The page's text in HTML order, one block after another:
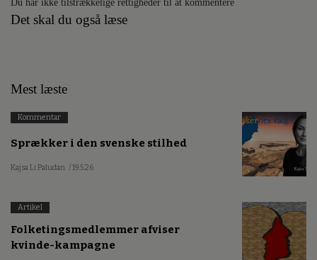
Det skal du også læse
Mest læste
Kommentar
Sprækker i den svenske stilhed
Kajsa Li Paludan / 19.5.26
Artikel
Folketingsmedlemmer afviser
kvinde-kampagne